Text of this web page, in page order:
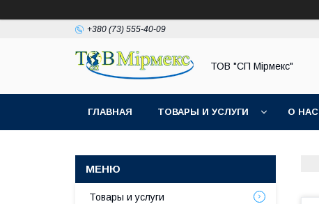
+380 (73) 555-40-09
ТОВ "СП Мірмекс"
ГЛАВНАЯ ТОВАРЫ И УСЛУГИ О НАС
Товары и услуги